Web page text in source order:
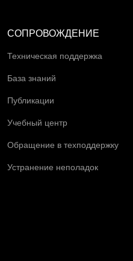
СОПРОВОЖДЕНИЕ
Техническая поддержка
База знаний
Публикации
Учебный центр
Обращение в техподдержку
Устранение неполадок